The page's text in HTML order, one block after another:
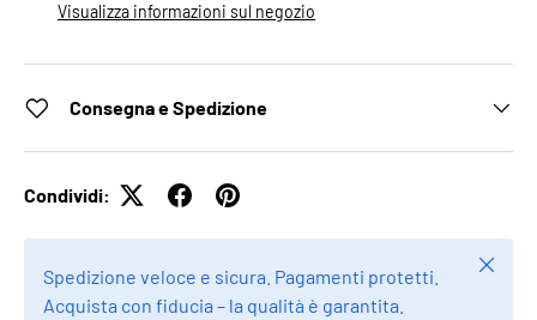
Visualizza informazioni sul negozio
Consegna e Spedizione
Condividi:
Spedizione veloce e sicura. Pagamenti protetti.
Acquista con fiducia – la qualità è garantita.
Chiudi